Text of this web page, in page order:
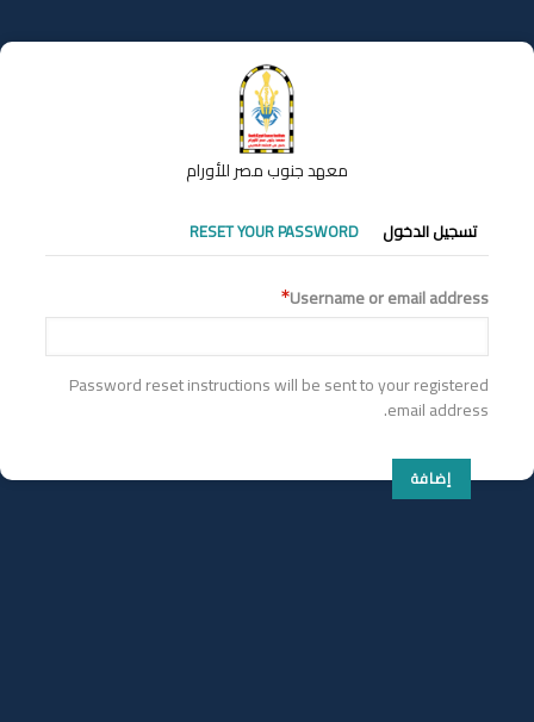
إلى
المحتوى
معهد جنوب مصر للأورام
التبويبات
الأساسية
تسجيل الدخول RESET YOUR PASSWORD
Username or email address
Password reset instructions will be sent to your registered
email address.